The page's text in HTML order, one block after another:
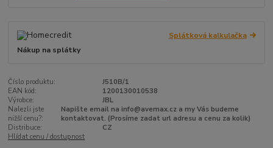
Splátková kalkulačka
Nákup na splátky
Číslo produktu:
J510B/1
EAN kód:
1200130010538
Výrobce:
JBL
Nalezli jste
nižší cenu?:
Napište email na info@avemax.cz a my Vás budeme
kontaktovat. (Prosíme zadat url adresu a cenu za kolik)
Distribuce:
CZ
Hlídat cenu / dostupnost